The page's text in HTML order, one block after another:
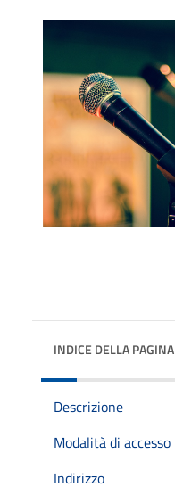
INDICE DELLA PAGINA
Descrizione
Modalità di accesso
Indirizzo